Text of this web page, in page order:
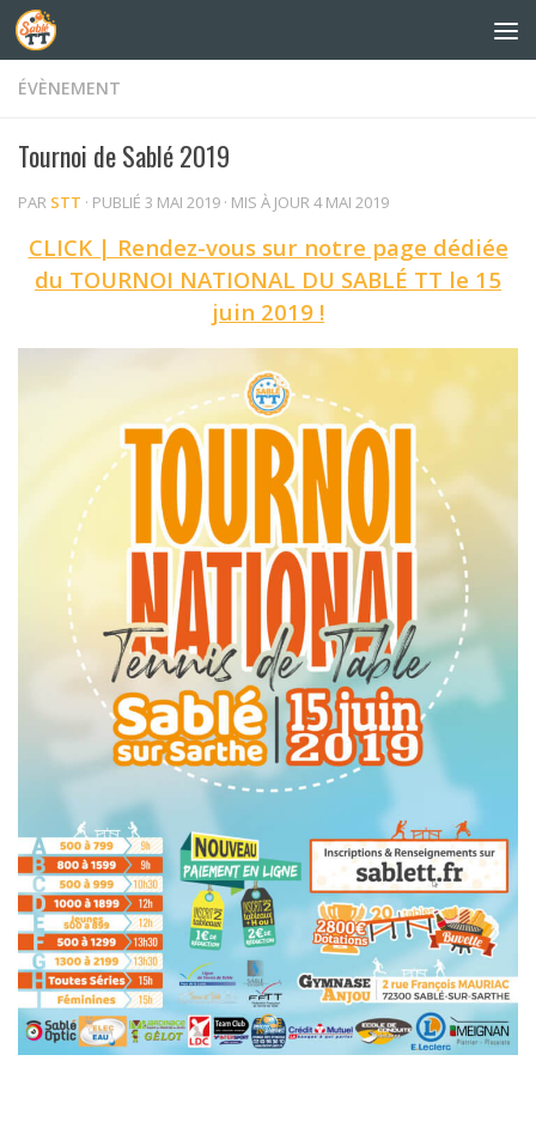
Skip to content
ÉVÈNEMENT
Tournoi de Sablé 2019
PAR STT · PUBLIÉ 3 MAI 2019 · MIS À JOUR4 MAI 2019
CLICK | Rendez-vous sur notre page dédiée
du TOURNOI NATIONAL DU SABLÉ TT le 15
juin 2019 !